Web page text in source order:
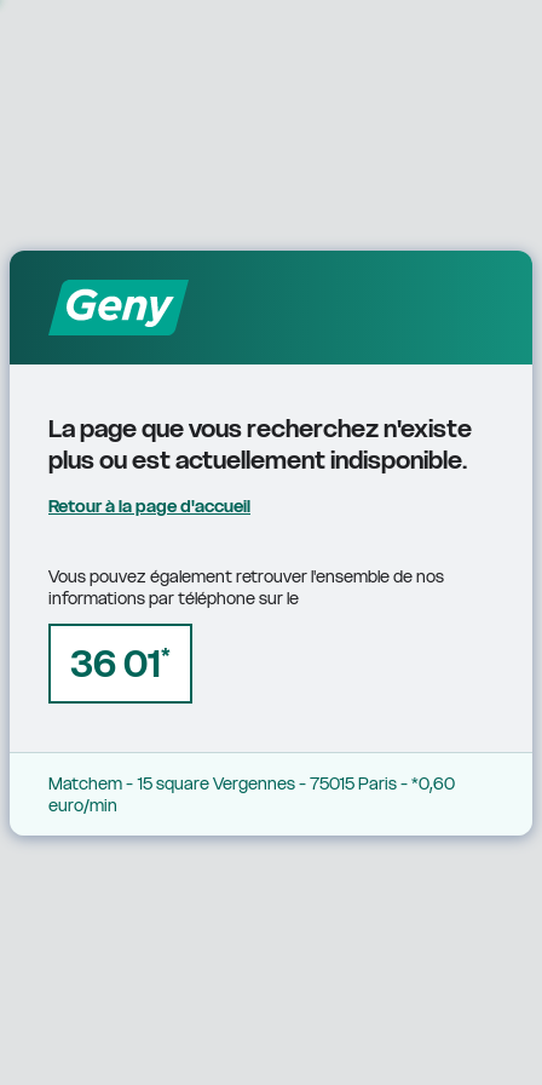
La page que vous recherchez n'existe
plus ou est actuellement indisponible.
Retour à la page d'accueil
Vous pouvez également retrouver l'ensemble de nos
informations par téléphone sur le
36 01*
Matchem - 15 square Vergennes - 75015 Paris - *0,60
euro/min